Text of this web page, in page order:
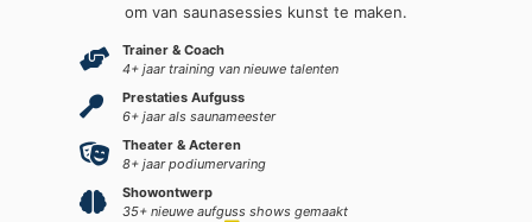
om van saunasessies kunst te maken.
Trainer & Coach
4+ jaar training van nieuwe talenten
Prestaties Aufguss
6+ jaar als saunameester
Theater & Acteren
8+ jaar podiumervaring
Showontwerp
35+ nieuwe aufguss shows gemaakt